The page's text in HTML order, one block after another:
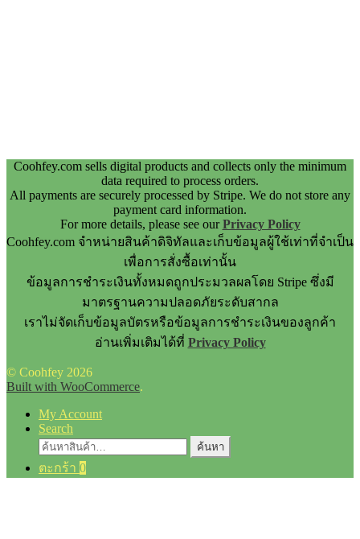
Coohfey.com sells digital products and collects only the minimum
data required to process orders.
All payments are securely processed by Stripe. We do not store any
payment card information.
For more details, please see ourPrivacy Policy
Coohfey.com จำหน่ายสินค้าดิจิทัลและเก็บข้อมูลผู้ใช้เท่าที่จำเป็น
เพื่อการสั่งซื้อเท่านั้น
ข้อมูลการชำระเงินทั้งหมดถูกประมวลผลโดย Stripe ซึ่งมี
มาตรฐานความปลอดภัยระดับสากล
เราไม่จัดเก็บข้อมูลบัตรหรือข้อมูลการชำระเงินของลูกค้า
อ่านเพิ่มเติมได้ที่ Privacy Policy
© Coohfey 2026
Built with WooCommerce.
My Account
Search
ค้นหา:
ค้นหา
ตะกร้า 0